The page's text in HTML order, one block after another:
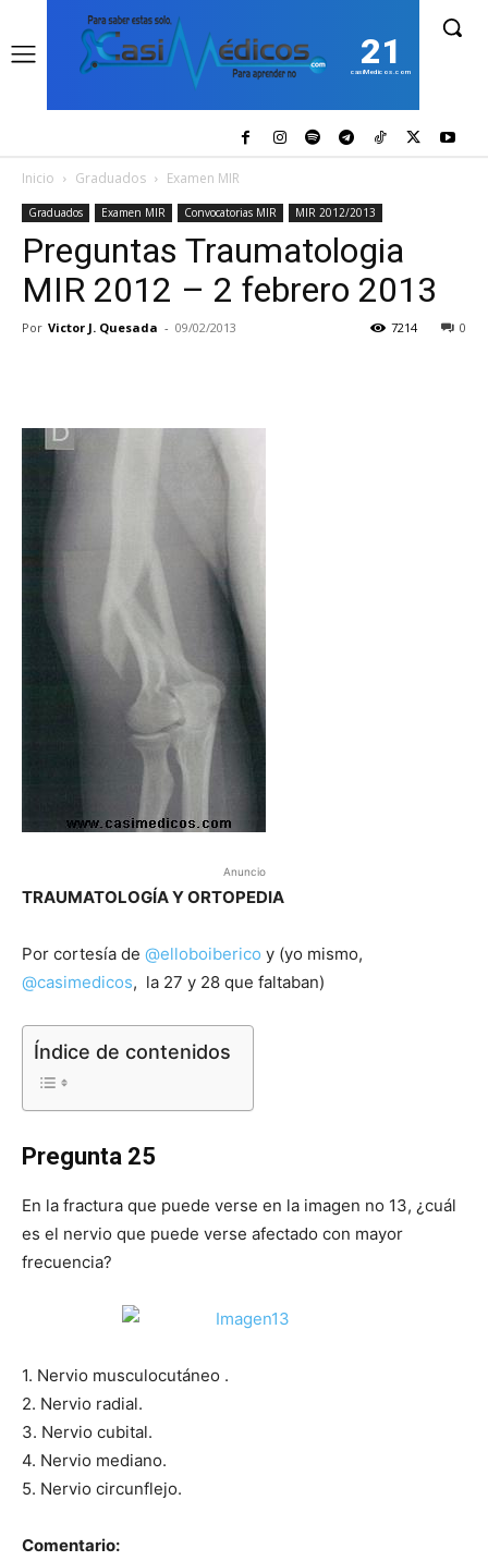
21
casiMedicos.com
Inicio Graduados Examen MIR
Graduados Examen MIR Convocatorias MIR MIR 2012/2013
Preguntas Traumatologia
MIR 2012 – 2 febrero 2013
Por Victor J. Quesada - 09/02/2013 0
7214
Anuncio
TRAUMATOLOGÍA Y ORTOPEDIA
Por cortesía de @elloboiberico y (yo mismo,
@casimedicos, la 27 y 28 que faltaban)
Índice de contenidos
Pregunta 25
En la fractura que puede verse en la imagen no 13, ¿cuál
es el nervio que puede verse afectado con mayor
frecuencia?
1. Nervio musculocutáneo .
2. Nervio radial.
3. Nervio cubital.
4. Nervio mediano.
5. Nervio circunflejo.
Comentario: